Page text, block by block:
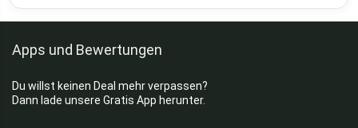
Apps und Bewertungen
Du willst keinen Deal mehr verpassen?
Dann lade unsere Gratis App herunter.